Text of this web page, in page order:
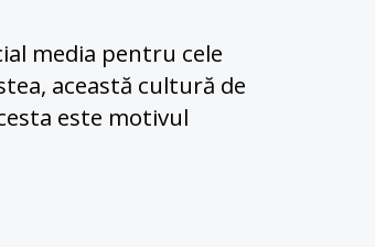
media pentru cele
această cultură de
este motivul